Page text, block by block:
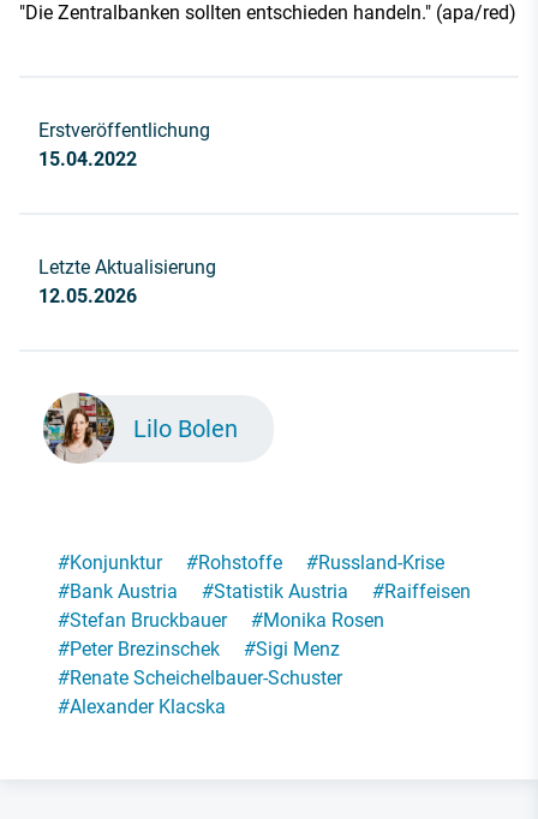
"Die Zentralbanken sollten entschieden handeln." (apa/red)
Erstveröffentlichung
15.04.2022
Letzte Aktualisierung
12.05.2026
Lilo Bolen
#Konjunktur #Rohstoffe #Russland-Krise
#Bank Austria #Statistik Austria #Raiffeisen
#Stefan Bruckbauer #Monika Rosen
#Peter Brezinschek #Sigi Menz
#Renate Scheichelbauer-Schuster
#Alexander Klacska